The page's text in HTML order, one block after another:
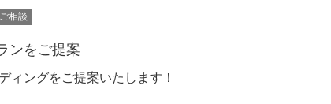
相談
ンをご提案
ィングをご提案いたします！